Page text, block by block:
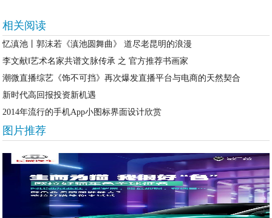
相关阅读
忆滇池丨郭沫若《滇池圆舞曲》 道尽老昆明的浪漫
李文献‖艺术名家共谱文脉传承 之 官方推荐书画家
潮微直播综艺《饰不可挡》再次爆发直播平台与电商的天然契合
新时代高回报投资新机遇
2014年流行的手机App小图标界面设计欣赏
图片推荐